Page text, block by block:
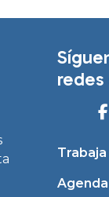
redes